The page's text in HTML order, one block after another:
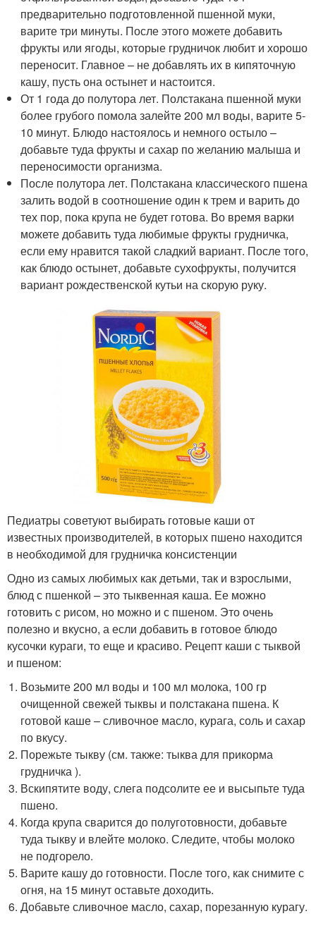
предварительно подготовленной пшенной муки,
варите три минуты. После этого можете добавить
фрукты или ягоды, которые грудничок любит и хорошо
переносит. Главное – не добавлять их в кипяточную
кашу, пусть она остынет и настоится.
От 1 года до полутора лет. Полстакана пшенной муки
более грубого помола залейте 200 мл воды, варите 5-
10 минут. Блюдо настоялось и немного остыло –
добавьте туда фрукты и сахар по желанию малыша и
переносимости организма.
После полутора лет. Полстакана классического пшена
залить водой в соотношение один к трем и варить до
тех пор, пока крупа не будет готова. Во время варки
можете добавить туда любимые фрукты грудничка,
если ему нравится такой сладкий вариант. После того,
как блюдо остынет, добавьте сухофрукты, получится
вариант рождественской кутьи на скорую руку.
Педиатры советуют выбирать готовые каши от
известных производителей, в которых пшено находится
в необходимой для грудничка консистенции
Одно из самых любимых как детьми, так и взрослыми,
блюд с пшенкой – это тыквенная каша. Ее можно
готовить с рисом, но можно и с пшеном. Это очень
полезно и вкусно, а если добавить в готовое блюдо
кусочки кураги, то еще и красиво. Рецепт каши с тыквой
и пшеном:
Возьмите 200 мл воды и 100 мл молока, 100 гр
очищенной свежей тыквы и полстакана пшена. К
готовой каше – сливочное масло, курага, соль и сахар
по вкусу.
Порежьте тыкву (см. также: тыква для прикорма
грудничка ).
Вскипятите воду, слега подсолите ее и высыпьте туда
пшено.
Когда крупа сварится до полуготовности, добавьте
туда тыкву и влейте молоко. Следите, чтобы молоко
не подгорело.
Варите кашу до готовности. После того, как снимите с
огня, на 15 минут оставьте доходить.
Добавьте сливочное масло, сахар, порезанную курагу.